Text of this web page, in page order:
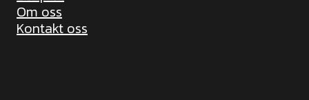
Om oss
Kontakt oss